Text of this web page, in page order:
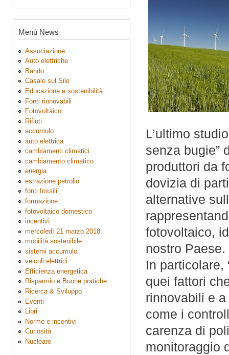
Menù News
Associazione
Auto elettriche
Bando
Casale sul Sile
Educazione e sostenibilità
Fonti rinnovabili
Fotovoltaico
Rifiuti
accumulo
auto elettrica
cambiamenti climatici
cambiamento climatico
energia
estrazione petrolio
fonti fossili
formazione
fotovoltaico domestico
incentivi
mercoledì 21 marzo 2018:
mobilità sostenibile
sistemi accumulo
veicoli elettrici
Efficienza energetica
Risparmio e Buone pratiche
Ricerca & Sviluppo
Eventi
Libri
Norme e incentivi
Curiosità
Nucleare
L’ultimo
senza bugie”
produttori da
dovizia di
alternative
fotovoltaico,
nostro Paese.
In particolare,
quei fattori
rinnovabili e
come i
carenza di
monitoraggio